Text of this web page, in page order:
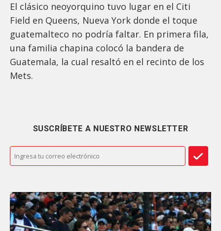
El clásico neoyorquino tuvo lugar en el Citi
Field en Queens, Nueva York donde el toque
guatemalteco no podría faltar. En primera fila,
una familia chapina colocó la bandera de
Guatemala, la cual resaltó en el recinto de los
Mets.
SUSCRÍBETE A NUESTRO NEWSLETTER